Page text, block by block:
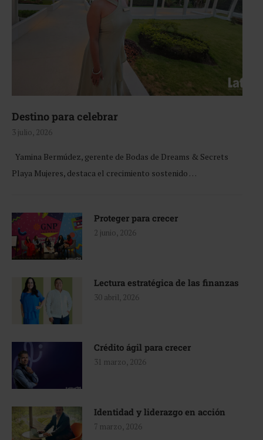
Destino para celebrar
3 julio, 2026
Yamina Bermúdez, gerente de Bodas de Dreams & Secrets
Playa Mujeres, destaca el crecimiento sostenido …
Proteger para crecer
2 junio, 2026
Lectura estratégica de las finanzas
30 abril, 2026
Crédito ágil para crecer
31 marzo, 2026
Identidad y liderazgo en acción
7 marzo, 2026